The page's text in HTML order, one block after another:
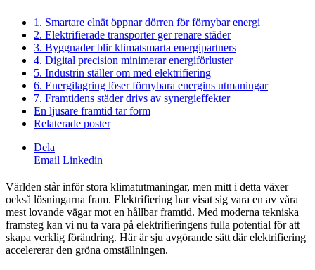
1. Smartare elnät öppnar dörren för förnybar energi
2. Elektrifierade transporter ger renare städer
3. Byggnader blir klimatsmarta energipartners
4. Digital precision minimerar energiförluster
5. Industrin ställer om med elektrifiering
6. Energilagring löser förnybara energins utmaningar
7. Framtidens städer drivs av synergieffekter
En ljusare framtid tar form
Relaterade poster
Dela
Email Linkedin
Världen står inför stora klimatutmaningar, men mitt i detta växer
också lösningarna fram. Elektrifiering har visat sig vara en av våra
mest lovande vägar mot en hållbar framtid. Med moderna tekniska
framsteg kan vi nu ta vara på elektrifieringens fulla potential för att
skapa verklig förändring. Här är sju avgörande sätt där elektrifiering
accelererar den gröna omställningen.